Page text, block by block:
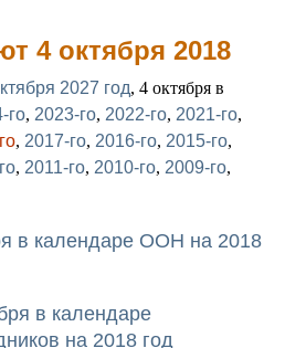
4 октября 2018
2027 год, 4 октября в
го, 2023-го, 2022-го, 2021-го,
, 2017-го, 2016-го, 2015-го,
, 2011-го, 2010-го, 2009-го,
в календаре ООН на 2018
в календаре
на 2018 год